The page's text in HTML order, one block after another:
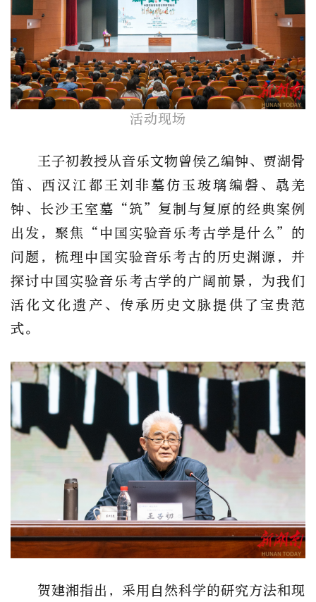
活动现场
王子初教授从音乐文物曾侯乙编钟、贾湖骨
笛、西汉江都王刘非墓仿玉玻璃编磬、骉羌
钟、长沙王室墓 “筑”复制与复原的经典案例
出发，聚焦“中国实验音乐考古学是什么”的
问题，梳理中国实验音乐考古的历史渊源，并
探讨中国实验音乐考古学的广阔前景 ， 为我们
活化文化遗产、传承历史文脉提供了宝贵范
式。
贺建湘指出，采用自然科学的研究方法和现